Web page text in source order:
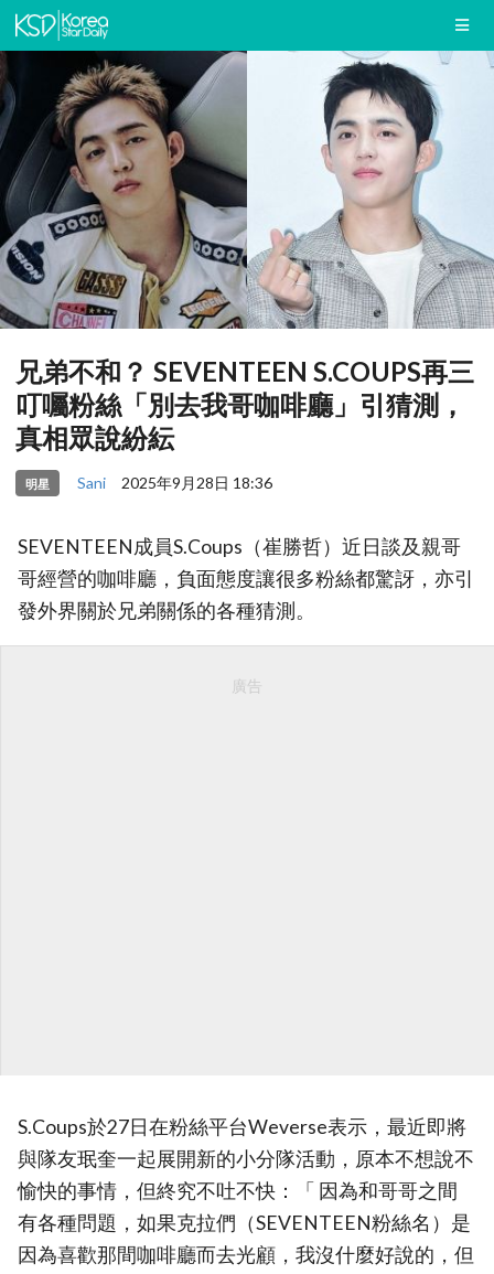
兄弟不和？ SEVENTEEN S.COUPS再三
叮囑粉絲「別去我哥咖啡廳」引猜測，
真相眾說紛紜
明星 Sani 2025年9月28日 18:36
SEVENTEEN成員S.Coups（崔勝哲）近日談及親哥
哥經營的咖啡廳，負面態度讓很多粉絲都驚訝，亦引
發外界關於兄弟關係的各種猜測。
廣告
S.Coups於27日在粉絲平台Weverse表示，最近即將
與隊友珉奎一起展開新的小分隊活動，原本不想說不
愉快的事情，但終究不吐不快：「 因為和哥哥之間
有各種問題，如果克拉們（SEVENTEEN粉絲名）是
因為喜歡那間咖啡廳而去光顧，我沒什麼好說的，但